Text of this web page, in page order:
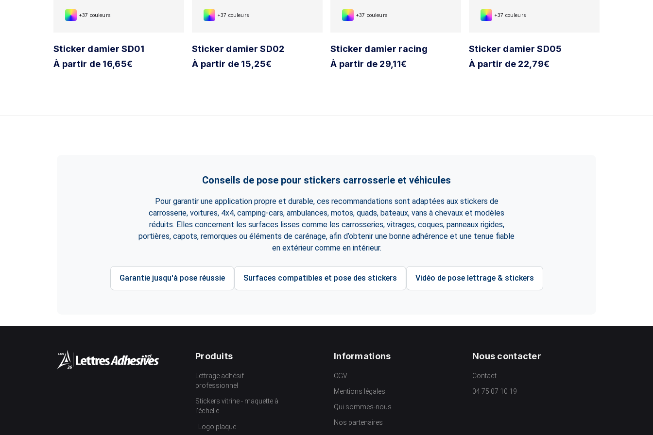
+37 couleurs
Sticker damier SD01
À partir de 16,65€
+37 couleurs
Sticker damier SD02
À partir de 15,25€
+37 couleurs
Sticker damier racing
À partir de 29,11€
+37 couleurs
Sticker damier SD05
À partir de 22,79€
Conseils de pose pour stickers carrosserie et véhicules
Pour garantir une application propre et durable, ces recommandations sont adaptées aux stickers de
carrosserie, voitures, 4x4, camping-cars, ambulances, motos, quads, bateaux, vans à chevaux et modèles
réduits. Elles concernent les surfaces lisses comme les carrosseries, vitrages, coques, panneaux rigides,
portières, capots, remorques ou éléments de carénage, afin d’obtenir une bonne adhérence et une tenue fiable
en extérieur comme en intérieur.
Garantie jusqu'à pose réussie Surfaces compatibles et pose des stickers Vidéo de pose lettrage & stickers
Produits
Lettrage adhésif
professionnel
Stickers vitrine - maquette à
l’échelle
Logo plaque
Informations
CGV
Mentions légales
Qui sommes-nous
Nos partenaires
Nous contacter
Contact
04 75 07 10 19